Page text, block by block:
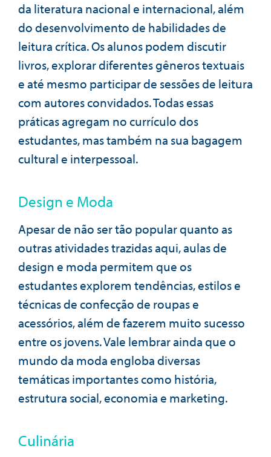
da literatura nacional e internacional, além
do desenvolvimento de habilidades de
leitura crítica. Os alunos podem discutir
livros, explorar diferentes gêneros textuais
e até mesmo participar de sessões de leitura
com autores convidados. Todas essas
práticas agregam no currículo dos
estudantes, mas também na sua bagagem
cultural e interpessoal.
Design e Moda
Apesar de não ser tão popular quanto as
outras atividades trazidas aqui, aulas de
design e moda permitem que os
estudantes explorem tendências, estilos e
técnicas de confecção de roupas e
acessórios, além de fazerem muito sucesso
entre os jovens. Vale lembrar ainda que o
mundo da moda engloba diversas
temáticas importantes como história,
estrutura social, economia e marketing.
Culinária